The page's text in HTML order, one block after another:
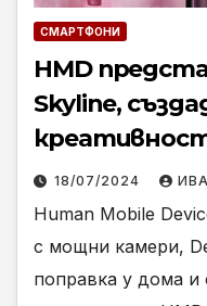
СМАРТФОНИ
HMD
Skyline,
18/07/2024
Human Mobile
с мощни камери,
поправка у дома и